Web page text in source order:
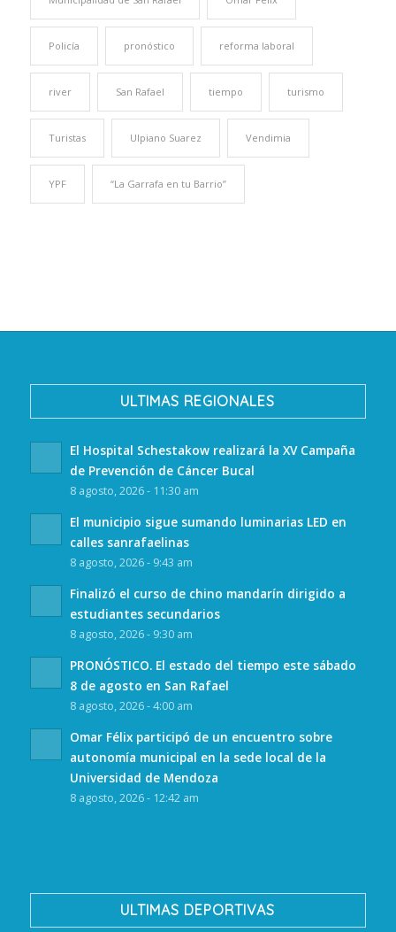
Policía pronóstico reforma laboral
river San Rafael tiempo turismo
Turistas Ulpiano Suarez Vendimia
YPF “La Garrafa en tu Barrio”
ULTIMAS REGIONALES
El Hospital Schestakow realizará la XV Campaña
de Prevención de Cáncer Bucal
8 agosto, 2026 - 11:30 am
El municipio sigue sumando luminarias LED en
calles sanrafaelinas
8 agosto, 2026 - 9:43 am
Finalizó el curso de chino mandarín dirigido a
estudiantes secundarios
8 agosto, 2026 - 9:30 am
PRONÓSTICO. El estado del tiempo este sábado
8 de agosto en San Rafael
8 agosto, 2026 - 4:00 am
Omar Félix participó de un encuentro sobre
autonomía municipal en la sede local de la
Universidad de Mendoza
8 agosto, 2026 - 12:42 am
ULTIMAS DEPORTIVAS